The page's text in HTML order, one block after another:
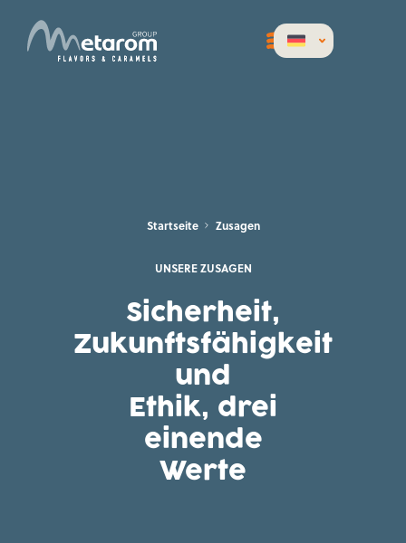
Startseite Zusagen
UNSERE ZUSAGEN
Sicherheit,
Zukunftsfähigkeit
und
Ethik, drei
einende
Werte